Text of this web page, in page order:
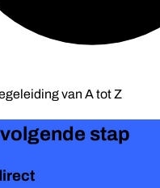
vanA tot Z
stap